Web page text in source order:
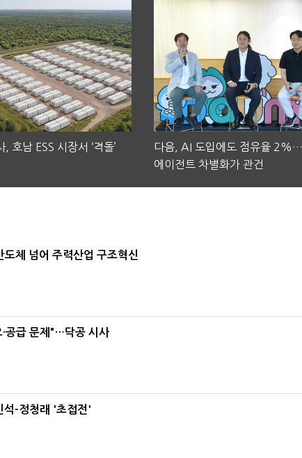
호남 ESS 시장서 ‘격돌’
다음, AI 도입에도 점유율 2%…
에이전트 차별화가 관건
체 넘어 주력산업 구조혁신
공급 문제"…닥공 시사
석-정청래 '초접전'